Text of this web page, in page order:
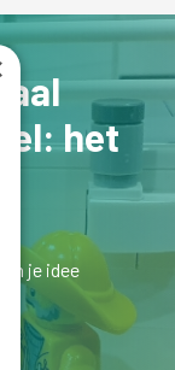
het
je idee